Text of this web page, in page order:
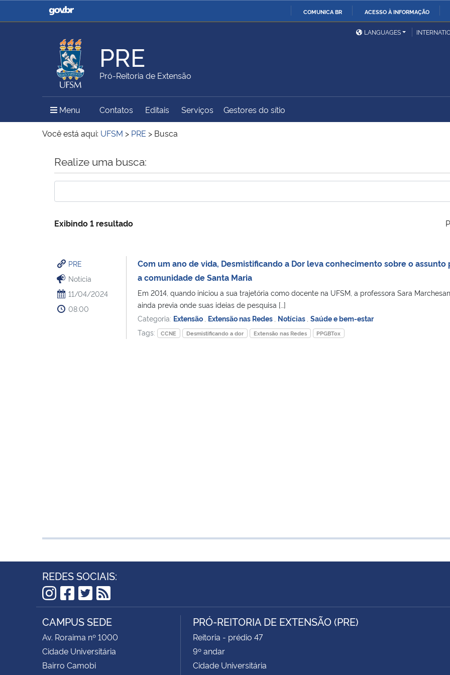
COMUNICA BR ACESSO À INFORMAÇÃO
Casa Civil
Ministério da Justiça e
Ministério da Defesa
Ministério das Relações
Exteriores
Ministério da Agricultura,
Pecuária e Abastecimento
Ministério do Meio Ambiente Ministério do Turismo
Ministério do
LANGUAGES
PRE
Pró-Reitoria de Extensão
Menu Menu Principal do Sítio
Contatos Editais Serviços Gestores do sítio
Você está aqui: UFSM > PRE > Busca
Início do conteúdo
Realize uma busca:
Exibindo 1 resultado
PRE
Notícia
11/04/2024
08:00
Com um ano de vida, Desmistificando a Dor leva conhecimento sobre o assunto
a comunidade de Santa Maria
Em 2014, quando iniciou a sua trajetória como docente na UFSM, a professora Sara Marchesan
ainda previa onde suas ideias de pesquisa […]
Categoria: Extensão Extensão nas Redes Notícias Saúde e bem-estar
Tags:
CCNE Desmistificando a dor Extensão nas Redes PPGBTox
REDES SOCIAIS:
Instagram
Facebook
Twitter
RSS
CAMPUS SEDE
Av. Roraima nº 1000
Cidade Universitária
Bairro Camobi
PRÓ-REITORIA DE EXTENSÃO (PRE)
Reitoria - prédio 47
9º andar
Cidade Universitária